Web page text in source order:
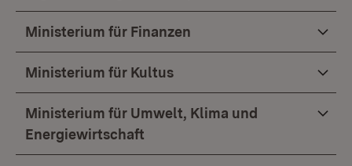
Ministerium für Finanzen
Ministerium für Kultus
Ministerium für Umwelt, Klima und
Energiewirtschaft